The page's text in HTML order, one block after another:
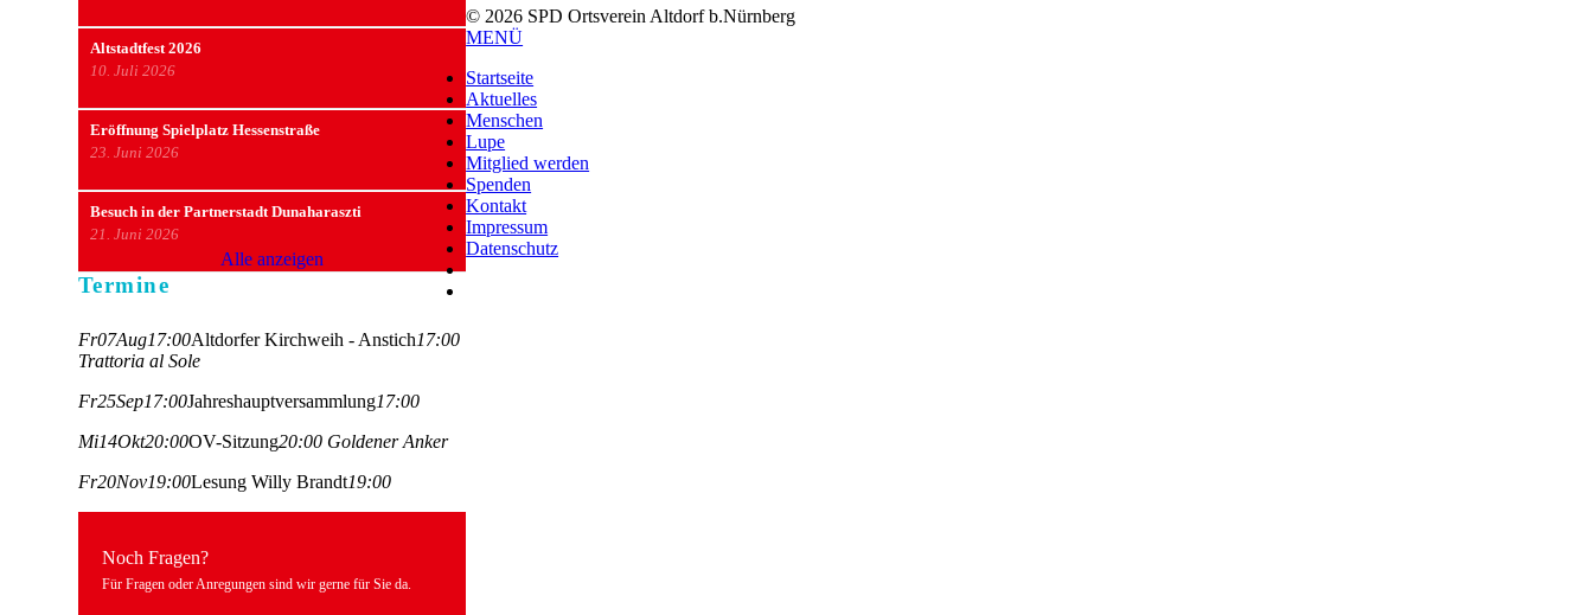
Altstadtfest 2026
10. Juli 2026
Eröffnung Spielplatz Hessenstraße
23. Juni 2026
Besuch in der Partnerstadt Dunaharaszti
21. Juni 2026
Alle anzeigen
Termine
Fr07Aug17:00Altdorfer Kirchweih - Anstich17:00
Trattoria al Sole
Fr25Sep17:00Jahreshauptversammlung17:00
Mi14Okt20:00OV-Sitzung20:00 Goldener Anker
Fr20Nov19:00Lesung Willy Brandt19:00
Noch Fragen?
Für Fragen oder Anregungen sind wir gerne für Sie da.
© 2026 SPD Ortsverein Altdorf b.Nürnberg
Nach oben scrollen
MENÜ
Startseite
Aktuelles
Menschen
Lupe
Mitglied werden
Spenden
Kontakt
Impressum
Datenschutz